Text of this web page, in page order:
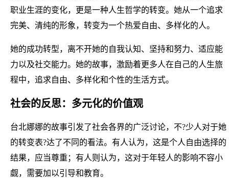
职业生涯的变化，更是一种人生哲学的转变。她从一个追求
完美、清纯的形象，转变为一个热爱自由、多样化的人。
她的成功转型，离不开她的自我认知、坚持和努力、适应能
力以及社交能力。她的故事，激励着更多人在自己的人生旅
程中，追求自由、多样化和个性的生活方式。
社会的反思：多元化的价值观
台北娜娜的故事引发了社会各界的广泛讨论，不?少人对于她
的转变表?达了不同的看法。有人认为，这是个人自由选择的
结果，应当尊重；有人则认为，这对于年轻人的影响不容小
觑，需要加以引导和教育。